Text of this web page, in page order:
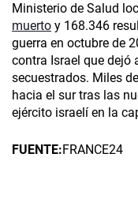
Ministerio de Salud
muerto y 168.346
guerra en octubre de
contra Israel que dejó
secuestrados. Miles
hacia el sur tras las
ejército israelí en la
FUENTE:FRANCE24